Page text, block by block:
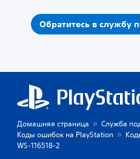
Обратитесь в службу
Домашняя страница
Служба
Коды ошибок на PlayStation
WS-116518-2